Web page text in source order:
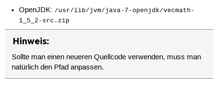
OpenJDK: /usr/lib/jvm/java-7-openjdk/vecmath-
1_5_2-src.zip
Hinweis:
Sollte man einen neueren Quellcode verwenden, muss man
natürlich den Pfad anpassen.